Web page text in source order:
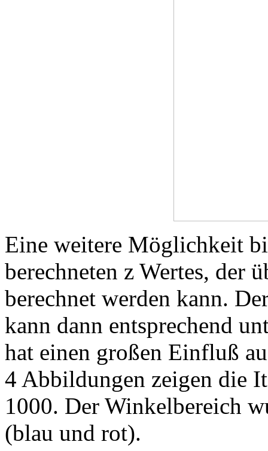
Eine weitere Möglichkeit
berechneten z Wertes, der
berechnet werden kann.
kann dann entsprechend
hat einen großen Einfluß
4 Abbildungen zeigen die
1000. Der Winkelbereich
(blau und rot).